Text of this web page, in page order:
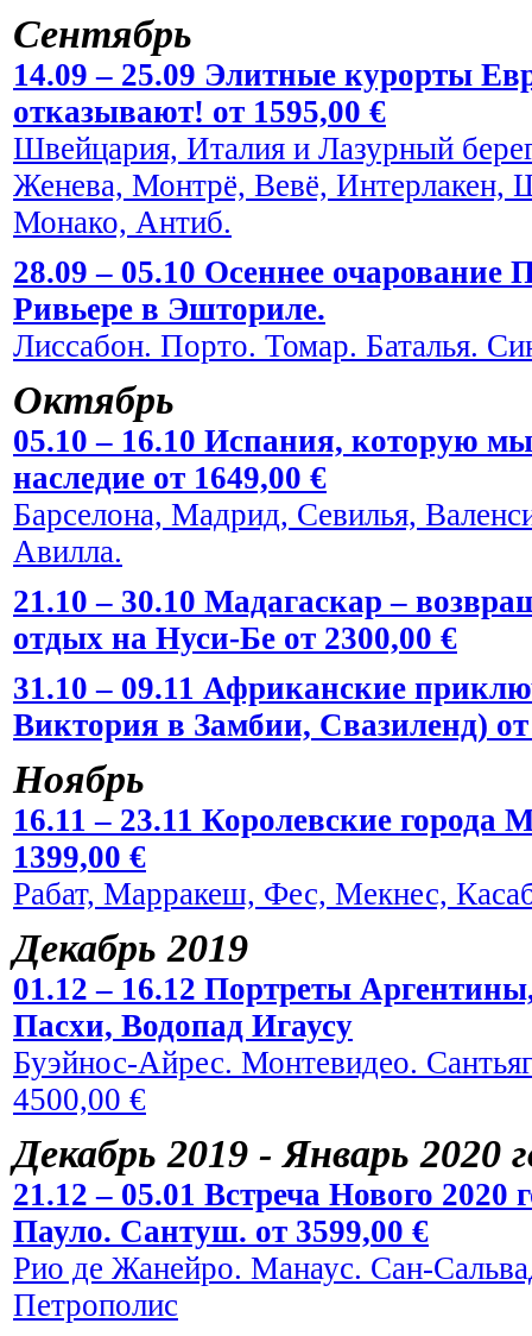
Сентябрь
14.09 – 25.09 Элитные курорты
отказывают! от 1595,00 €
Швейцария, Италия и Лазурный
Женева, Монтрё, Вевё,
Монако, Антиб.
28.09 – 05.10 Осеннее
Ривьере в Эшториле.
Лиссабон. Порто. Томар. Баталья.
Октябрь
05.10 – 16.10 Испания, которую
наследие от 1649,00 €
Барселона, Мадрид, Севилья,
Авилла.
21.10 – 30.10 Мадагаскар –
отдых на Нуси-Бе от 2300,00 €
31.10 – 09.11 Африканские
Виктория в Замбии, Свазиленд) от
Ноябрь
16.11 – 23.11 Королевские
1399,00 €
Рабат, Марракеш, Фес, Мекнес,
Декабрь 2019
01.12 – 16.12 Портреты
Пасхи, Водопад Игаусу
Буэйнос-Айрес. Монтевидео.
4500,00 €
Декабрь 2019 - Январь 2020
21.12 – 05.01 Встреча Нового
Пауло. Сантуш. от 3599,00 €
Рио де Жанейро. Манаус. Сан-
Петрополис